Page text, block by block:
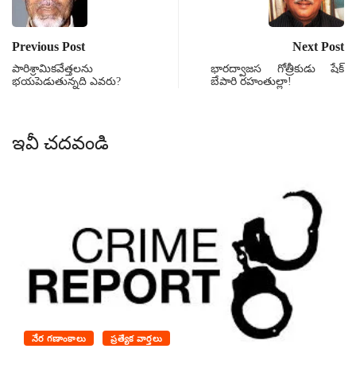
Previous Post
పారిశ్రామికవేత్తలను
భయపెడుతున్నది ఎవరు?
Next Post
భారద్వాజస గోత్రీకుడు షేక్
బేపారి రహంతుల్లా!
ఇవీ చదవండి
నేర గణాంకాలు ప్రత్యేక వార్తలు